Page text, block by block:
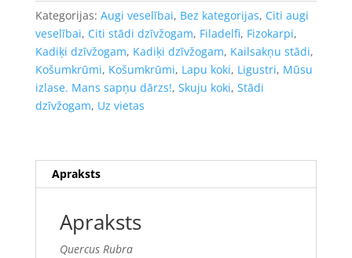
kailsakņu
stāds,
80-
100cm.
daudzums
Kategorijas: Augi veselībai, Bez kategorijas, Citi augi
veselībai, Citi stādi dzīvžogam, Filadelfi, Fizokarpi,
Kadiķi dzīvžogam, Kadiķi dzīvžogam, Kailsakņu stādi,
Košumkrūmi, Košumkrūmi, Lapu koki, Ligustri, Mūsu
izlase. Mans sapņu dārzs!, Skuju koki, Stādi
dzīvžogam, Uz vietas
Apraksts
Apraksts
Quercus Rubra